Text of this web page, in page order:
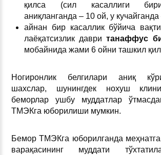
қилса (сил касаллиги
аниқланганда – 10 ой, у кучайганда
айнан бир касаллик бўйича
лаёқатсизлик давританаффус
мобайнида жами 6 ойни ташкил
Ногиронлик белгилари аниқ
шахслар, шунингдек нохуш
беморлар ушбу муддатлар
ТМЭКга юборилиши мумкин.
Бемор ТМЭКга юборилганда меҳнатга
варақасининг муддати